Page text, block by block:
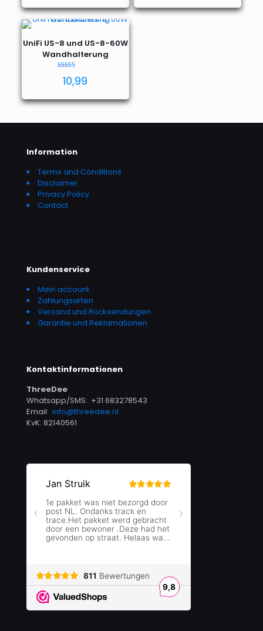
UniFi US-8 und US-8-60W
Wandhalterung
5.00
von 5
10,99
Information
Terms and Conditions
Disclaimer
Privacy Policy
Contact
Kundenservice
Mein account
Zahlungsarten
Versand und Rücksendungen
Garantie und Reklamationen
Kontaktinformationen
ThreeDee
Whatsapp/SMS: +31 683278543
Email: info@threedee.nl
KvK: 82140561